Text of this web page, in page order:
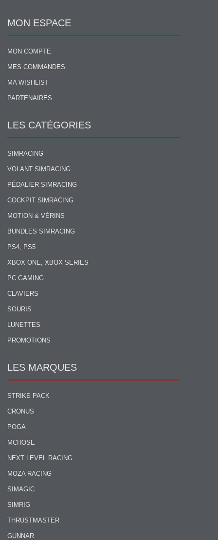
MON ESPACE
MON COMPTE
MES COMMANDES
MA WISHLIST
PARTENAIRES
LES CATÉGORIES
SIMRACING
VOLANT SIMRACING
PÉDALIER SIMRACING
COCKPIT SIMRACING
MOTION & VÉRINS
BUNDLES SIMRACING
PS4, PS5
XBOX ONE, XBOX SERIES
PC GAMING
CLAVIERS
SOURIS
LUNETTES
PROMOTIONS
LES MARQUES
STRIKE PACK
CRONUS
POGA
MCHOSE
NEXT LEVEL RACING
MOZA RACING
SIMAGIC
SIMRIG
THRUSTMASTER
GUNNAR